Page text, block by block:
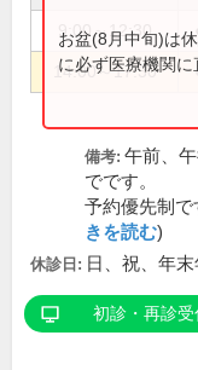
9:00～12:30
14:00～17:30
お盆(8月中旬)は
に必ず医療機関に
備考: 午前、
でです。
予約優先制
きを読む)
休診日: 日、祝、年
初診・再診受